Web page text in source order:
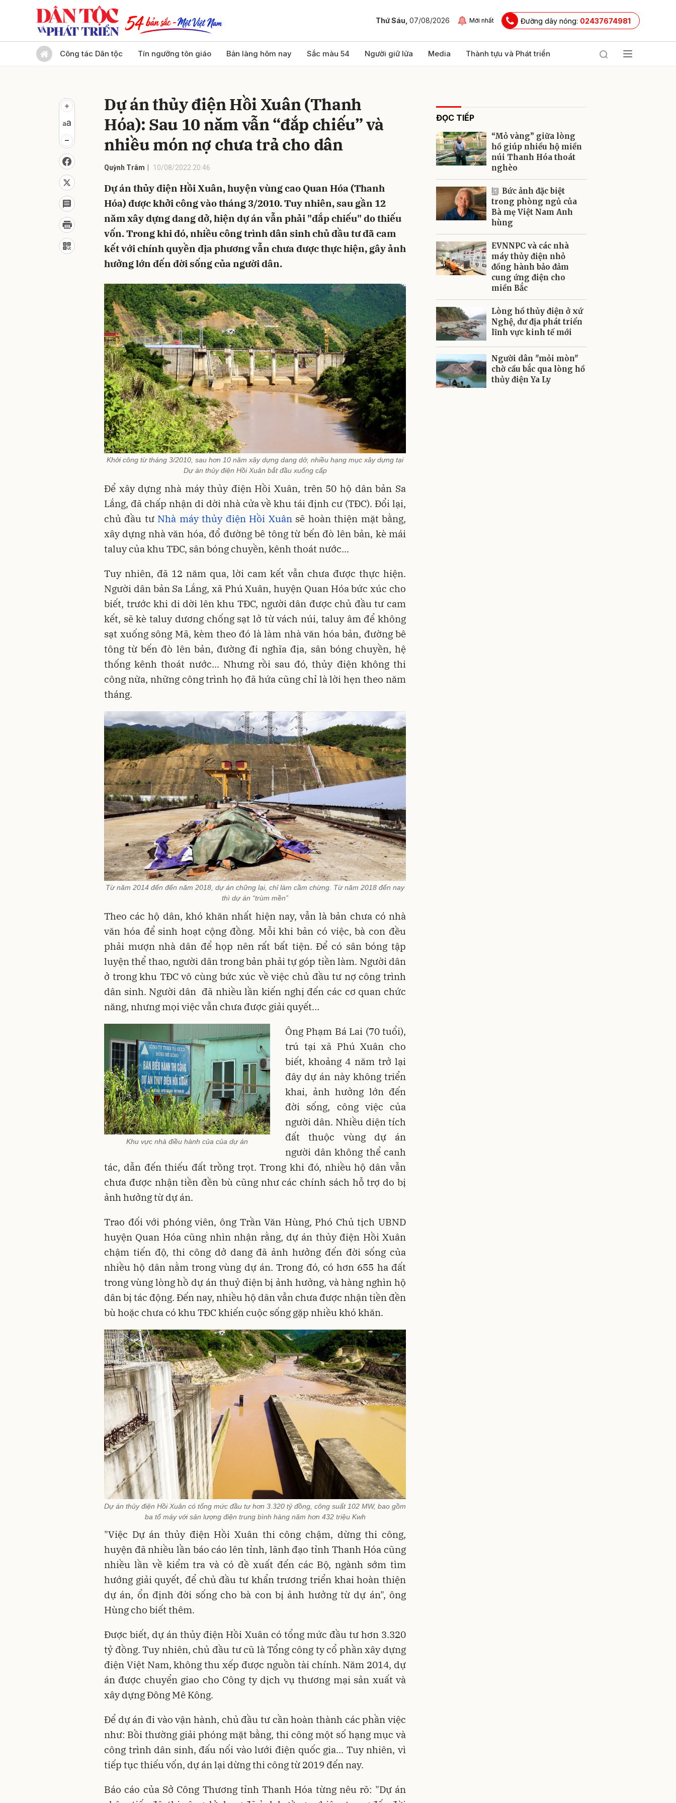
Thứ Sáu, 07/08/2026 Mới nhất Đường dây nóng: 02437674981
Công tác Dân tộc Tín ngưỡng tôn giáo Bản làng hôm nay Sắc màu 54 Người giữ lửa Media Thành tựu và Phát triển
Dự án thủy điện Hồi Xuân (Thanh
Hóa): Sau 10 năm vẫn “đắp chiếu” và
nhiều món nợ chưa trả cho dân
Quỳnh Trâm 10/08/2022 20:46
Dự án thủy điện Hồi Xuân, huyện vùng cao Quan Hóa (Thanh
Hóa) được khởi công vào tháng 3/2010. Tuy nhiên, sau gần 12
năm xây dựng dang dở, hiện dự án vẫn phải "đắp chiếu" do thiếu
vốn. Trong khi đó, nhiều công trình dân sinh chủ đầu tư đã cam
kết với chính quyền địa phương vẫn chưa được thực hiện, gây ảnh
hưởng lớn đến đời sống của người dân.
Khởi công từ tháng 3/2010, sau hơn 10 năm xây dựng dang dở, nhiều hạng mục xây dựng tại
Dự án thủy điện Hồi Xuân bắt đầu xuống cấp
Để xây dựng nhà máy thủy điện Hồi Xuân, trên 50 hộ dân bản Sa
Lắng, đã chấp nhận di dời nhà cửa về khu tái định cư (TĐC). Đổi lại,
chủ đầu tư Nhà máy thủy điện Hồi Xuân sẽ hoàn thiện mặt bằng,
xây dựng nhà văn hóa, đổ đường bê tông từ bến đò lên bản, kè mái
taluy của khu TĐC, sân bóng chuyền, kênh thoát nước...
Tuy nhiên, đã 12 năm qua, lời cam kết vẫn chưa được thực hiện.
Người dân bản Sa Lắng, xã Phú Xuân, huyện Quan Hóa bức xúc cho
biết, trước khi di dời lên khu TĐC, người dân được chủ đầu tư cam
kết, sẽ kè taluy dương chống sạt lở từ vách núi, taluy âm để không
sạt xuống sông Mã, kèm theo đó là làm nhà văn hóa bản, đường bê
tông từ bến đò lên bản, đường đi nghĩa địa, sân bóng chuyền, hệ
thống kênh thoát nước... Nhưng rồi sau đó, thủy điện không thi
công nữa, những công trình họ đã hứa cũng chỉ là lời hẹn theo năm
tháng.
Từ năm 2014 đến đến năm 2018, dự án chững lại, chỉ làm cầm chừng. Từ năm 2018 đến nay
thì dự án “trùm mền”
Theo các hộ dân, khó khăn nhất hiện nay, vẫn là bản chưa có nhà
văn hóa để sinh hoạt cộng đồng. Mỗi khi bản có việc, bà con đều
phải mượn nhà dân để họp nên rất bất tiện. Để có sân bóng tập
luyện thể thao, người dân trong bản phải tự góp tiền làm. Người dân
ở trong khu TĐC vô cùng bức xúc về việc chủ đầu tư nợ công trình
dân sinh. Người dân đã nhiều lần kiến nghị đến các cơ quan chức
năng, nhưng mọi việc vẫn chưa được giải quyết…
Khu vực nhà điều hành của của dự án
Ông Phạm Bá Lai (70 tuổi),
trú tại xã Phú Xuân cho
biết, khoảng 4 năm trở lại
đây dự án này không triển
khai, ảnh hưởng lớn đến
đời sống, công việc của
người dân. Nhiều diện tích
đất thuộc vùng dự án
người dân không thể canh
tác, dẫn đến thiếu đất trồng trọt. Trong khi đó, nhiều hộ dân vẫn
chưa được nhận tiền đền bù cũng như các chính sách hỗ trợ do bị
ảnh hưởng từ dự án.
Trao đối với phóng viên, ông Trần Văn Hùng, Phó Chủ tịch UBND
huyện Quan Hóa cũng nhìn nhận rằng, dự án thủy điện Hồi Xuân
chậm tiến độ, thi công dở dang đã ảnh hưởng đến đời sống của
nhiều hộ dân nằm trong vùng dự án. Trong đó, có hơn 655 ha đất
trong vùng lòng hồ dự án thuỷ điện bị ảnh hưởng, và hàng nghìn hộ
dân bị tác động. Đến nay, nhiều hộ dân vẫn chưa được nhận tiền đền
bù hoặc chưa có khu TĐC khiến cuộc sống gặp nhiều khó khăn.
Dự án thủy điện Hồi Xuân có tổng mức đầu tư hơn 3.320 tỷ đồng, công suất 102 MW, bao gồm
ba tổ máy với sản lượng điện trung bình hàng năm hơn 432 triệu Kwh
"Việc Dự án thủy điện Hồi Xuân thi công chậm, dừng thi công,
huyện đã nhiều lần báo cáo lên tỉnh, lãnh đạo tỉnh Thanh Hóa cũng
nhiều lần về kiểm tra và có đề xuất đến các Bộ, ngành sớm tìm
hướng giải quyết, để chủ đầu tư khẩn trương triển khai hoàn thiện
dự án, ổn định đời sống cho bà con bị ảnh hưởng từ dự án", ông
Hùng cho biết thêm.
Được biết, dự án thủy điện Hồi Xuân có tổng mức đầu tư hơn 3.320
tỷ đồng. Tuy nhiên, chủ đầu tư cũ là Tổng công ty cổ phần xây dựng
điện Việt Nam, không thu xếp được nguồn tài chính. Năm 2014, dự
án được chuyển giao cho Công ty dịch vụ thương mại sản xuất và
xây dựng Đông Mê Kông.
Để dự án đi vào vận hành, chủ đầu tư cần hoàn thành các phần việc
như: Bồi thường giải phóng mặt bằng, thi công một số hạng mục và
công trình dân sinh, đấu nối vào lưới điện quốc gia... Tuy nhiên, vì
tiếp tục thiếu vốn, dự án lại dừng thi công từ 2019 đến nay.
Báo cáo của Sở Công Thương tỉnh Thanh Hóa từng nêu rõ: "Dự án
ĐỌC TIẾP
“Mỏ vàng” giữa lòng
hồ giúp nhiều hộ miền
núi Thanh Hóa thoát
nghèo
Bức ảnh đặc biệt
trong phòng ngủ của
Bà mẹ Việt Nam Anh
hùng
EVNNPC và các nhà
máy thủy điện nhỏ
đồng hành bảo đảm
cung ứng điện cho
miền Bắc
Lòng hồ thủy điện ở xứ
Nghệ, dư địa phát triển
lĩnh vực kinh tế mới
Người dân "mỏi mòn"
chờ cầu bắc qua lòng hồ
thủy điện Ya Ly
Gửi bình luận
Gửi